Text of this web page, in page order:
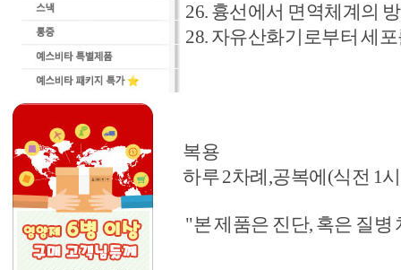
26. 흉선에서 면역체계의
28. 자유산화기로부터 세
복용
하루 2차례,공복에(식전 1
"본 제품은 진단, 혹은 질